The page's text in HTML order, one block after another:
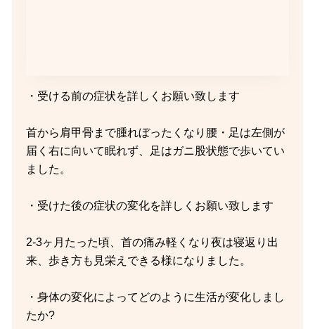
・受ける前の症状を詳しくお願い致します
首から肩甲骨まで腫れぼったくなり腰・足は左側が
届く右に向いて眠れず、足はガニ股状態で歩いてい
ました。
・受けた後の症状の変化を詳しくお願い致します
2-3ヶ月たった頃、首の痛み軽くなり夜は寝返り出
来、歩き方も見栄えできる様になりました。
・身体の変化によってどのように生活が変化しまし
たか?